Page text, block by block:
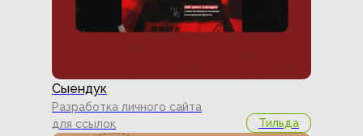
Сыендук
Разработка личного сайта
для ссылок
Тильда